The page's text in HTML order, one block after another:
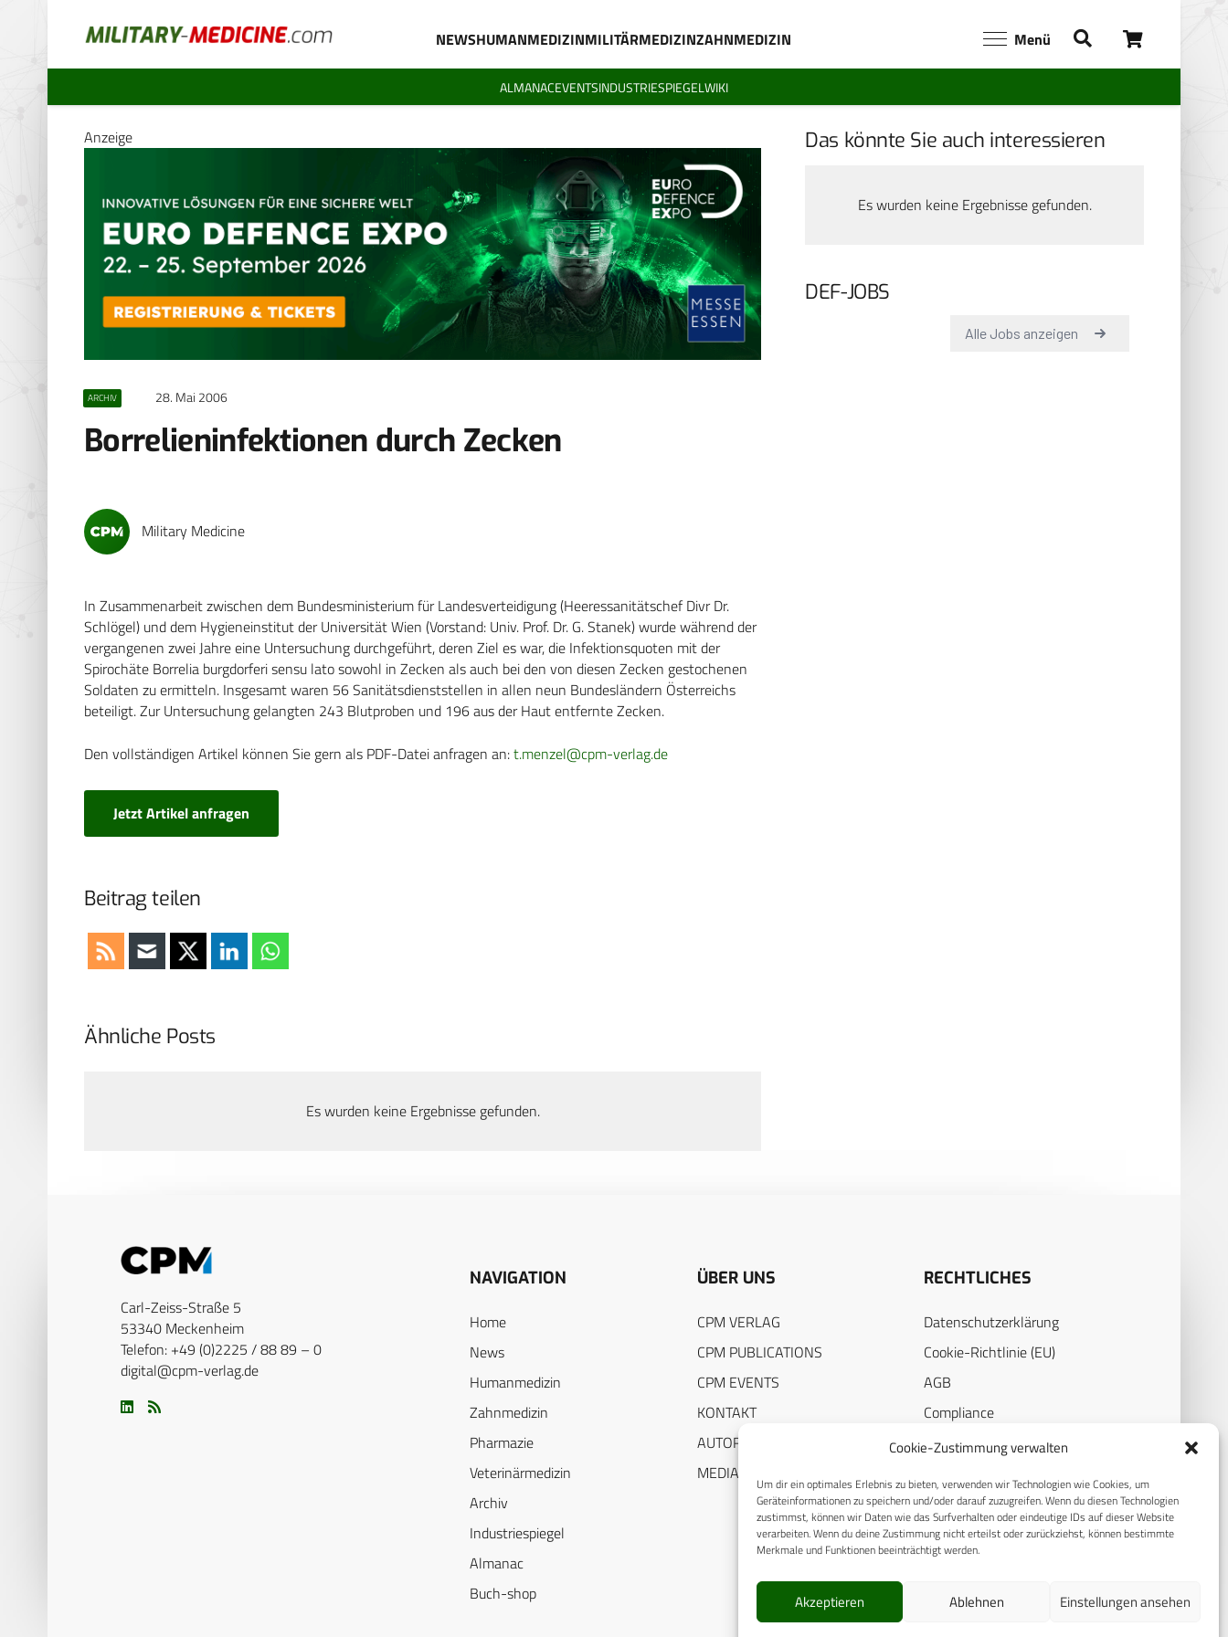
Cookie-Zustimmung verwalten
Um dir ein optimales Erlebnis zu bieten, verwenden wir Technologien wie Cookies, um
Geräteinformationen zu speichern und/oder darauf zuzugreifen. Wenn du diesen Technologien
zustimmst, können wir Daten wie das Surfverhalten oder eindeutige IDs auf dieser Website
verarbeiten. Wenn du deine Zustimmung nicht erteilst oder zurückziehst, können bestimmte
Merkmale und Funktionen beeinträchtigt werden.
Akzeptieren Ablehnen Einstellungen ansehen
NEWSHUMANMEDIZINMILITÄRMEDIZINZAHNMEDIZIN Menü
ALMANACEVENTSINDUSTRIESPIEGELWIKI
Anzeige
ARCHIV 28. Mai 2006
Borrelieninfektionen durch Zecken
Military Medicine
In Zusammenarbeit zwischen dem Bundesministerium für Landesverteidigung (Heeressanitätschef Divr Dr.
Schlögel) und dem Hygieneinstitut der Universität Wien (Vorstand: Univ. Prof. Dr. G. Stanek) wurde während der
vergangenen zwei Jahre eine Untersuchung durchgeführt, deren Ziel es war, die Infektionsquoten mit der
Spirochäte Borrelia burgdorferi sensu lato sowohl in Zecken als auch bei den von diesen Zecken gestochenen
Soldaten zu ermitteln. Insgesamt waren 56 Sanitätsdienststellen in allen neun Bundesländern Österreichs
beteiligt. Zur Untersuchung gelangten 243 Blutproben und 196 aus der Haut entfernte Zecken.
Den vollständigen Artikel können Sie gern als PDF-Datei anfragen an:t.menzel@cpm-verlag.de
Jetzt Artikel anfragen
Beitrag teilen
Das könnte Sie auch interessieren
Es wurden keine Ergebnisse gefunden.
DEF-JOBS
Ähnliche Posts
Es wurden keine Ergebnisse gefunden.
Carl-Zeiss-Straße 5
53340 Meckenheim
Telefon: +49 (0)2225 / 88 89 – 0
digital@cpm-verlag.de
NAVIGATION
Home
News
Humanmedizin
Zahnmedizin
Pharmazie
Veterinärmedizin
Archiv
Industriespiegel
Almanac
Buch-shop
ÜBER UNS
CPM VERLAG
CPM PUBLICATIONS
CPM EVENTS
KONTAKT
AUTORENHINWEISE
MEDIADATEN
RECHTLICHES
Datenschutzerklärung
Cookie-Richtlinie (EU)
AGB
Compliance
Impressum